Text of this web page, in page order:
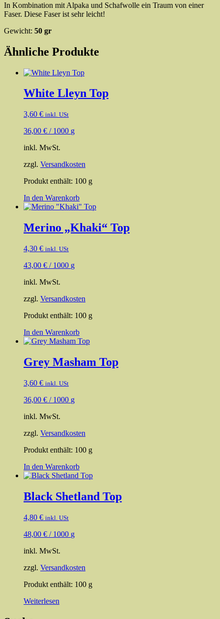
In Kombination mit Alpaka und Schafwolle ein Traum von einer
Faser. Diese Faser ist sehr leicht!
Gewicht: 50 gr
Ähnliche Produkte
White Lleyn Top
3,60 € inkl. USt
36,00 € / 1000 g
inkl. MwSt.
zzgl. Versandkosten
Produkt enthält: 100 g
In den Warenkorb
Merino „Khaki“ Top
4,30 € inkl. USt
43,00 € / 1000 g
inkl. MwSt.
zzgl. Versandkosten
Produkt enthält: 100 g
In den Warenkorb
Grey Masham Top
3,60 € inkl. USt
36,00 € / 1000 g
inkl. MwSt.
zzgl. Versandkosten
Produkt enthält: 100 g
In den Warenkorb
Black Shetland Top
4,80 € inkl. USt
48,00 € / 1000 g
inkl. MwSt.
zzgl. Versandkosten
Produkt enthält: 100 g
Weiterlesen